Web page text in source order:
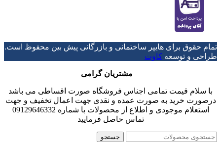
تمام حقوق برای هایپر ساختمانی و بازرگانی پیش بین محفوظ است.
طراحی و توسعه کاوت
مشتریان گرامی
با سلام قیمت تمامی اجناس فروشگاه صورت اقساطی می باشد
درصورت خرید به صورت عمده و نقدی جهت اعمال تخفیف و جهت
استعلام موجودی و اطلاع از محصولات با شماره 09129646332
تماس حاصل فرمایید
جستجو